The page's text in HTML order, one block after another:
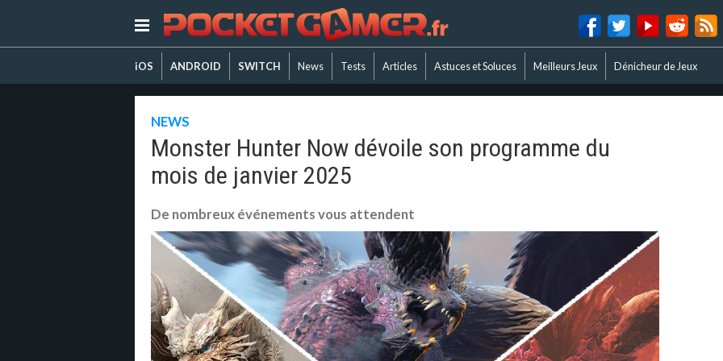
iOS ANDROID SWITCH News Tests Articles Astuces et Soluces Meilleurs Jeux Dénicheur de Jeux
NEWS
Monster Hunter Now dévoile son programme du
mois de janvier 2025
De nombreux événements vous attendent